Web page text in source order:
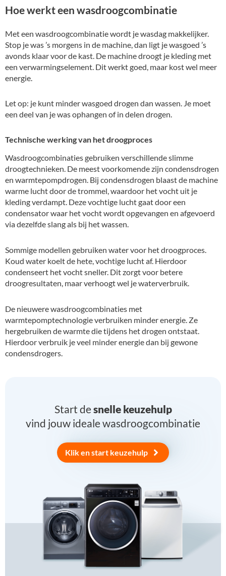
Hoe werkt een wasdroogcombinatie
Met een wasdroogcombinatie wordt je wasdag makkelijker.
Stop je was ’s morgens in de machine, dan ligt je wasgoed ’s
avonds klaar voor de kast. De machine droogt je kleding met
een verwarmingselement. Dit werkt goed, maar kost wel meer
energie.
Let op: je kunt minder wasgoed drogen dan wassen. Je moet
een deel van je was ophangen of in delen drogen.
Technische werking van het droogproces
Wasdroogcombinaties gebruiken verschillende slimme
droogtechnieken. De meest voorkomende zijn condensdrogen
en warmtepompdrogen. Bij condensdrogen blaast de machine
warme lucht door de trommel, waardoor het vocht uit je
kleding verdampt. Deze vochtige lucht gaat door een
condensator waar het vocht wordt opgevangen en afgevoerd
via dezelfde slang als bij het wassen.
Sommige modellen gebruiken water voor het droogproces.
Koud water koelt de hete, vochtige lucht af. Hierdoor
condenseert het vocht sneller. Dit zorgt voor betere
droogresultaten, maar verhoogt wel je waterverbruik.
De nieuwere wasdroogcombinaties met
warmtepomptechnologie verbruiken minder energie. Ze
hergebruiken de warmte die tijdens het drogen ontstaat.
Hierdoor verbruik je veel minder energie dan bij gewone
condensdrogers.
Start desnelle keuzehulp
vind jouw ideale wasdroogcombinatie
Klik en start keuzehulp